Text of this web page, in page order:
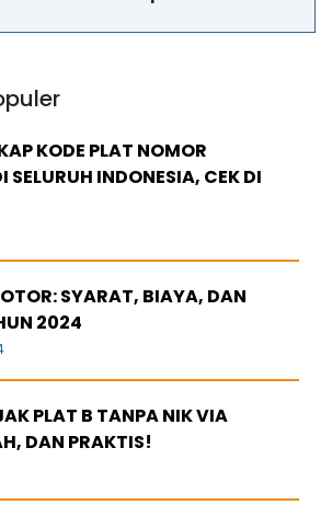
KODE PLAT NOMOR
SELURUH INDONESIA, CEK DI
SYARAT, BIAYA, DAN
2024
PLAT B TANPA NIK VIA
DAN PRAKTIS!